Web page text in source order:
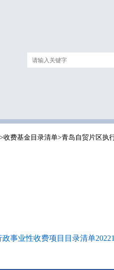
>收费基金目录清单>青岛自贸片区执
事业性收费项目目录清单